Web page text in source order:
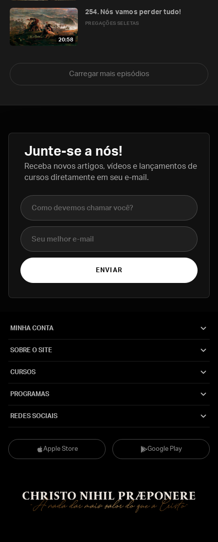
20:58
PREGAÇÕES SELETAS
254. Nós vamos perder tudo!
Carregar mais episódios
Junte-se a nós!
Receba novos artigos, vídeos e lançamentos de
cursos diretamente em seu e-mail.
Nome completo
E-mail
ENVIAR
Apple Store Google Play
MINHA CONTA
SOBRE O SITE
CURSOS
PROGRAMAS
REDES SOCIAIS